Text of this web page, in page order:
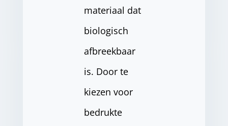
materiaal dat
biologisch
afbreekbaar
is. Door te
kiezen voor
bedrukte